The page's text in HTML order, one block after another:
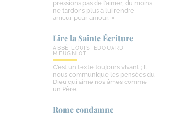
pressions pas de l’aimer, du moins
ne tardons plus à lui rendre
amour pour amour. »
Lire la Sainte Écriture
ABBÉ LOUIS-EDOUARD
MEUGNIOT
C’est un texte toujours vivant ; il
nous communique les pensées du
Dieu qui aime nos âmes comme
un Père.
Rome condamne